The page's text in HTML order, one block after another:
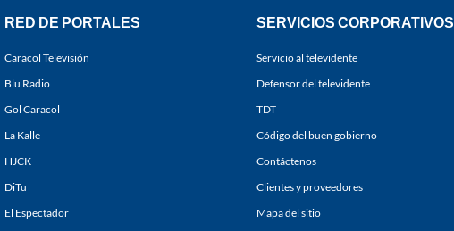
RED DE PORTALES
Caracol Televisión
Blu Radio
Gol Caracol
La Kalle
HJCK
DiTu
El Espectador
SERVICIOS CORPORATIVOS
Servicio al televidente
Defensor del televidente
TDT
Código del buen gobierno
Contáctenos
Clientes y proveedores
Mapa del sitio